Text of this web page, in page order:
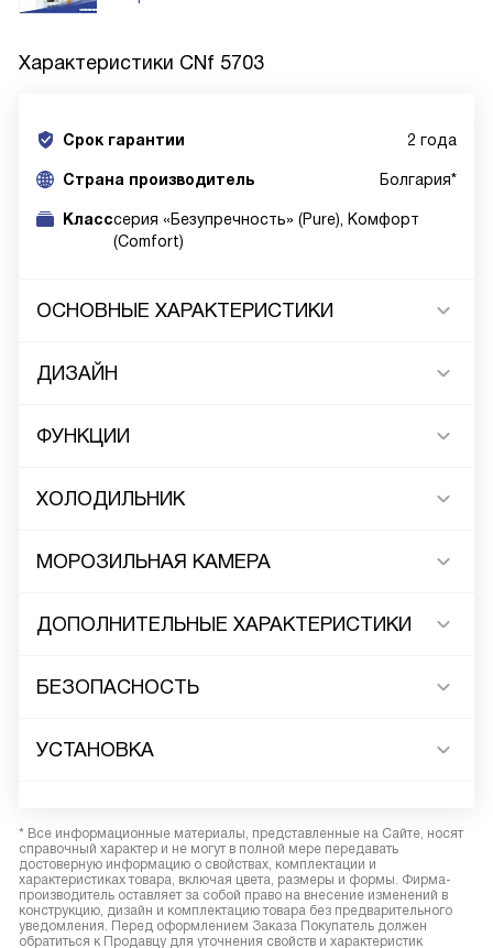
Характеристики CNf 5703
Срок гарантии 2 года
Cтрана производитель Болгария*
Класссерия «Безупречность» (Pure), Комфорт
(Comfort)
ОСНОВНЫЕ ХАРАКТЕРИСТИКИ
ДИЗАЙН
ФУНКЦИИ
ХОЛОДИЛЬНИК
МОРОЗИЛЬНАЯ КАМЕРА
ДОПОЛНИТЕЛЬНЫЕ ХАРАКТЕРИСТИКИ
БЕЗОПАСНОСТЬ
УСТАНОВКА
* Все информационные материалы, представленные на Сайте, носят
справочный характер и не могут в полной мере передавать
достоверную информацию о свойствах, комплектации и
характеристиках товара, включая цвета, размеры и формы. Фирма-
производитель оставляет за собой право на внесение изменений в
конструкцию, дизайн и комплектацию товара без предварительного
уведомления. Перед оформлением Заказа Покупатель должен
обратиться к Продавцу для уточнения свойств и характеристик